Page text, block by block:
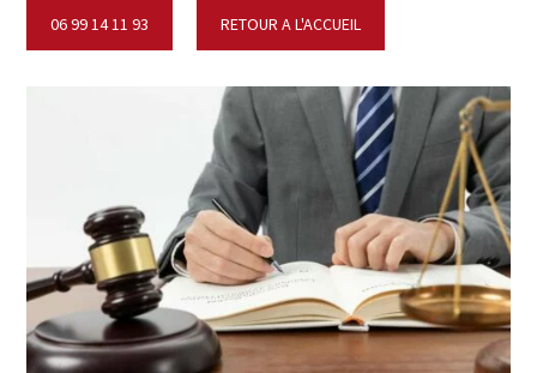
06 99 14 11 93 RETOUR A L'ACCUEIL